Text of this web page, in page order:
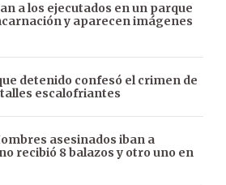
a los ejecutados en un parque
y aparecen imágenes
detenido confesó el crimen de
escalofriantes
asesinados iban a
recibió 8 balazos y otro uno en